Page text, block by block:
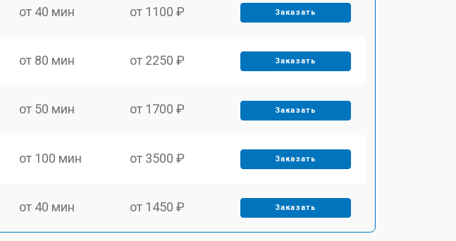
от 40 мин от 1100 ₽ Заказать
от 80 мин от 2250 ₽ Заказать
от 50 мин от 1700 ₽ Заказать
от 100 мин от 3500 ₽ Заказать
от 40 мин от 1450 ₽ Заказать